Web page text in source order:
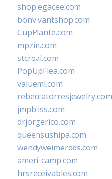
shoplegacee.com
bonvivantshop.com
CupPlante.com
mpzin.com
stcreal.com
PopUpFlea.com
valueml.com
rebeccatorresjewelry.com
jmpbliss.com
drjorgerico.com
queensushipa.com
wendyweimerdds.com
ameri-camp.com
hrsreceivables.com